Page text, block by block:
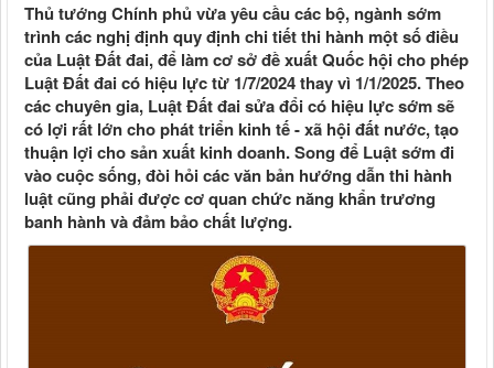
Thủ tướng Chính phủ vừa yêu cầu các bộ, ngành sớm
trình các nghị định quy định chi tiết thi hành một số điều
của Luật Đất đai, để làm cơ sở đề xuất Quốc hội cho phép
Luật Đất đai có hiệu lực từ 1/7/2024 thay vì 1/1/2025. Theo
các chuyên gia, Luật Đất đai sửa đổi có hiệu lực sớm sẽ
có lợi rất lớn cho phát triển kinh tế - xã hội đất nước, tạo
thuận lợi cho sản xuất kinh doanh. Song để Luật sớm đi
vào cuộc sống, đòi hỏi các văn bản hướng dẫn thi hành
luật cũng phải được cơ quan chức năng khẩn trương
banh hành và đảm bảo chất lượng.